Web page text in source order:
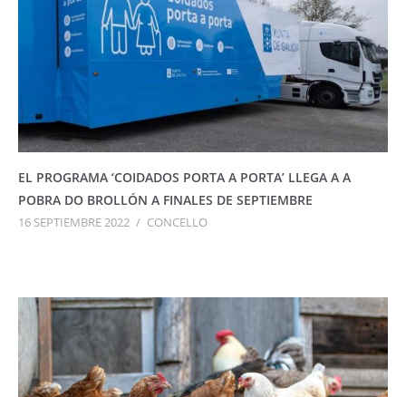
EL PROGRAMA ‘COIDADOS PORTA A PORTA’ LLEGA A A
POBRA DO BROLLÓN A FINALES DE SEPTIEMBRE
16 SEPTIEMBRE 2022 / CONCELLO